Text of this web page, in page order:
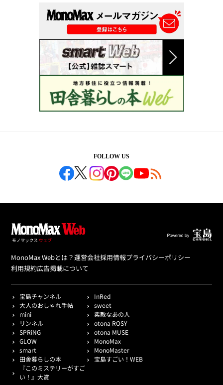
FOLLOW US
MonoMax Webとは？運営会社採用情報プライバシーポリシー
利用規約広告掲載について
宝島チャンネル
InRed
大人のおしゃれ手帖
sweet
mini
素敵なあの人
リンネル
otona ROSY
SPRiNG
otona MUSE
GLOW
MonoMax
smart
MonoMaster
田舎暮らしの本
宝島すごい！WEB
『このミステリーがすご
い！』大賞